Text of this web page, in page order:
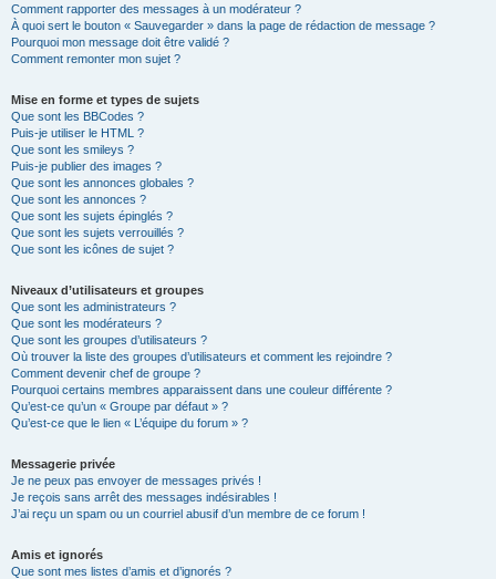
Comment rapporter des messages à un modérateur ?
À quoi sert le bouton « Sauvegarder » dans la page de rédaction de message ?
Pourquoi mon message doit être validé ?
Comment remonter mon sujet ?
Mise en forme et types de sujets
Que sont les BBCodes ?
Puis-je utiliser le HTML ?
Que sont les smileys ?
Puis-je publier des images ?
Que sont les annonces globales ?
Que sont les annonces ?
Que sont les sujets épinglés ?
Que sont les sujets verrouillés ?
Que sont les icônes de sujet ?
Niveaux d’utilisateurs et groupes
Que sont les administrateurs ?
Que sont les modérateurs ?
Que sont les groupes d’utilisateurs ?
Où trouver la liste des groupes d’utilisateurs et comment les rejoindre ?
Comment devenir chef de groupe ?
Pourquoi certains membres apparaissent dans une couleur différente ?
Qu’est-ce qu’un « Groupe par défaut » ?
Qu’est-ce que le lien « L’équipe du forum » ?
Messagerie privée
Je ne peux pas envoyer de messages privés !
Je reçois sans arrêt des messages indésirables !
J’ai reçu un spam ou un courriel abusif d’un membre de ce forum !
Amis et ignorés
Que sont mes listes d’amis et d’ignorés ?